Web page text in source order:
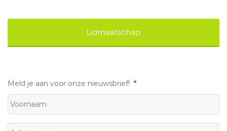
Lidmaatschap
Meld je aan voor onze nieuwsbrief! *
Voornaam